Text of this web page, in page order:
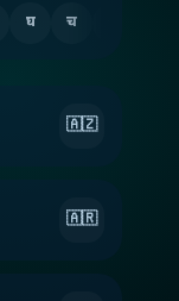
घ च
🇦🇿
🇦🇷